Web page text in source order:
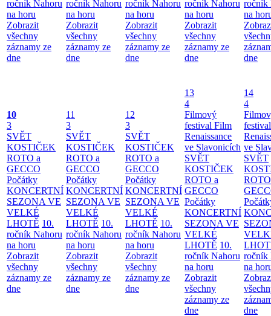
ročník Nahoru
na horu
Zobrazit
všechny
záznamy ze
dne
ročník Nahoru
na horu
Zobrazit
všechny
záznamy ze
dne
ročník Nahoru
na horu
Zobrazit
všechny
záznamy ze
dne
ročník Nahoru
na horu
Zobrazit
všechny
záznamy ze
dne
ročník
na
dne
10
3
SVĚT
KOSTIČEK
ROTO a
GECCO
Počátky
KONCERTNÍ
SEZONA VE
VELKÉ
LHOTĚ 10.
ročník Nahoru
na horu
Zobrazit
všechny
záznamy ze
dne
11
3
SVĚT
KOSTIČEK
ROTO a
GECCO
Počátky
KONCERTNÍ
SEZONA VE
VELKÉ
LHOTĚ 10.
ročník Nahoru
na horu
Zobrazit
všechny
záznamy ze
dne
12
3
SVĚT
KOSTIČEK
ROTO a
GECCO
Počátky
KONCERTNÍ
SEZONA VE
VELKÉ
LHOTĚ 10.
ročník Nahoru
na horu
Zobrazit
všechny
záznamy ze
dne
13
4
Filmový
festival Film
Renaissance
ve Slavonicích
SVĚT
KOSTIČEK
ROTO a
GECCO
Počátky
KONCERTNÍ
SEZONA VE
VELKÉ
LHOTĚ 10.
ročník Nahoru
na horu
Zobrazit
všechny
záznamy ze
dne
14
4
ve
SVĚT
ročník
na
dne